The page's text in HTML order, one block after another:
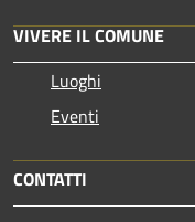
VIVERE IL COMUNE
Luoghi
Eventi
CONTATTI